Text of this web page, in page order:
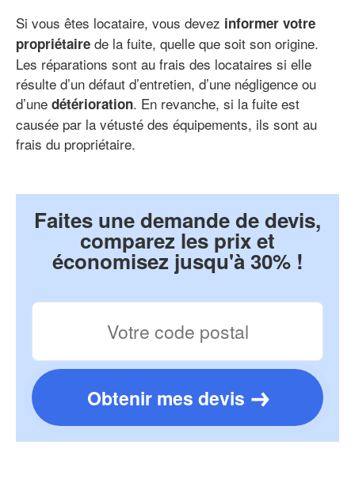
Si vous êtes locataire, vous devez informer votre
propriétaire de la fuite, quelle que soit son origine.
Les réparations sont au frais des locataires si elle
résulte d’un défaut d’entretien, d’une négligence ou
d’une détérioration. En revanche, si la fuite est
causée par la vétusté des équipements, ils sont au
frais du propriétaire.
Faites une demande de devis,
comparez les prix et
économisez jusqu'à 30% !
Obtenir mes devis